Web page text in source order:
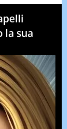
LOLGULPLOVE
WOW
POP
VIDEO
& TV
QUIZ
la sua